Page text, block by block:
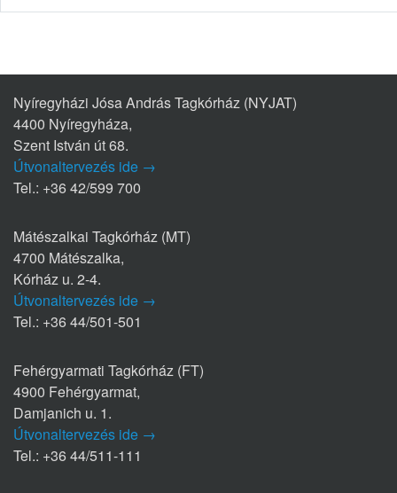
Nyíregyházi Jósa András Tagkórház (NYJAT)
4400 Nyíregyháza,
Szent István út 68.
Útvonaltervezés ide →
Tel.: +36 42/599 700
Mátészalkai Tagkórház (MT)
4700 Mátészalka,
Kórház u. 2-4.
Útvonaltervezés ide →
Tel.: +36 44/501-501
Fehérgyarmati Tagkórház (FT)
4900 Fehérgyarmat,
Damjanich u. 1.
Útvonaltervezés ide →
Tel.: +36 44/511-111